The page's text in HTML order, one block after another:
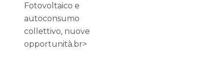
Fotovoltaico e
autoconsumo
collettivo, nuove
opportunità.br>